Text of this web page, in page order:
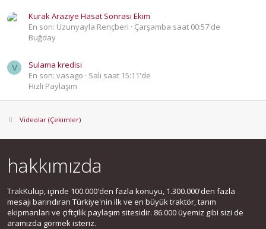
Kurak Araziye Hasat Sonrası Ekim
En son: Uzunyayla Rençberi
Çarşamba saat 00:57'de
Buğday
V
Sulama kredisi
En son: vasago
Salı saat 15:11'de
Hızlı Paylaşım
Videolar (Çekimler)
hakkımızda
TrakKulüp, içinde 100.000'den fazla konuyu, 1.300.000'den fazla
mesajı barındıran Türkiye'nin ilk ve en büyük traktör, tarım
ekipmanları ve çiftçilik paylaşım sitesidir. 86.000 üyemiz gibi sizi de
aramızda görmek isteriz.